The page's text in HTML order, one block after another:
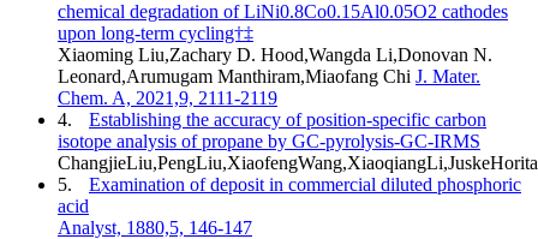
chemical degradation of LiNi0.8Co0.15Al0.05O2 cathodes
upon long-term cycling†‡
Xiaoming Liu,Zachary D. Hood,Wangda Li,Donovan N.
Leonard,Arumugam Manthiram,Miaofang Chi J. Mater.
Chem. A, 2021,9, 2111-2119
4.
Establishing the accuracy of position-specific carbon
isotope analysis of propane by GC-pyrolysis-GC-IRMS
ChangjieLiu,PengLiu,XiaofengWang,XiaoqiangLi,JuskeHorita
5.
Examination of deposit in commercial diluted phosphoric
acid
Analyst, 1880,5, 146-147